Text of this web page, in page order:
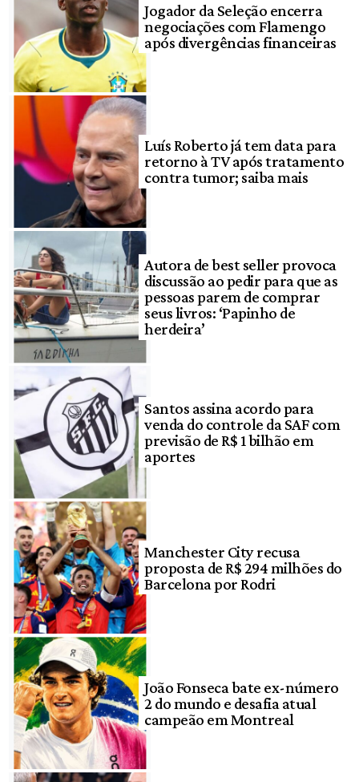
Jogador da Seleção encerra
negociações com Flamengo
após divergências financeiras
Luís Roberto já tem data para
retorno à TV após tratamento
contra tumor; saiba mais
Autora de best seller provoca
discussão ao pedir para que as
pessoas parem de comprar
seus livros: ‘Papinho de
herdeira’
Santos assina acordo para
venda do controle da SAF com
previsão de R$ 1 bilhão em
aportes
Manchester City recusa
proposta de R$ 294 milhões do
Barcelona por Rodri
João Fonseca bate ex-número
2 do mundo e desafia atual
campeão em Montreal